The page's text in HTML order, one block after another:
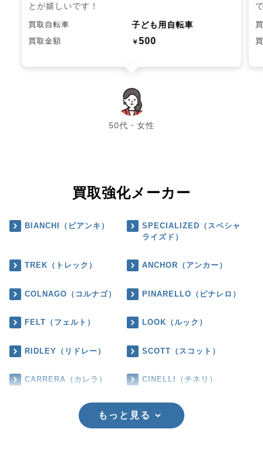
とが嬉しいです！
買取自転車 子ども用自転車
買取金額 ￥500
50代・女性
chevron_left chevron_right
買取強化メーカー
BIANCHI（ビアンキ）
SPECIALIZED（スペシャ
ライズド）
TREK（トレック） ANCHOR（アンカー）
COLNAGO（コルナゴ） PINARELLO（ピナレロ）
FELT（フェルト） LOOK（ルック）
RIDLEY（リドレー） SCOTT（スコット）
CARRERA（カレラ） CINELLI（チネリ）
もっと見る